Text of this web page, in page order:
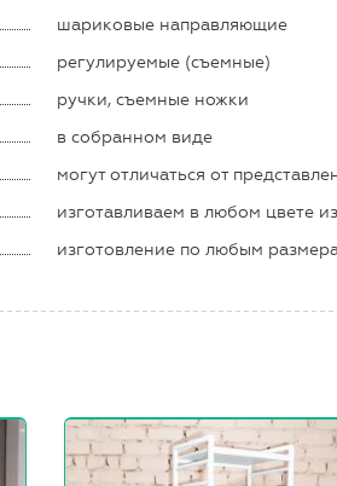
шариковые направляющие
регулируемые (съемные)
ручки, съемные ножки
в собранном виде
могут отличаться от
изготавливаем в любом цвете
изготовление по любым